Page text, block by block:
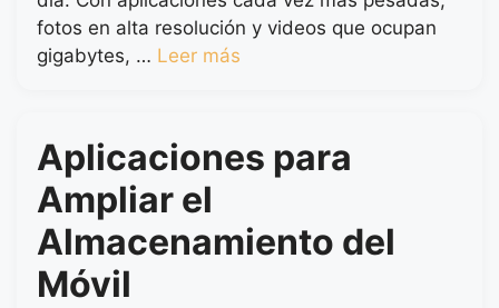
fotos en alta resolución y videos que ocupan
gigabytes, … Leer más
Aplicaciones para
Ampliar el
Almacenamiento del
Móvil